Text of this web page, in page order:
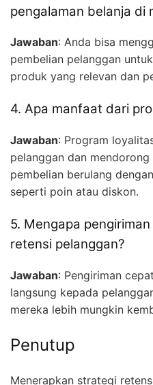
pengalaman belanja di
Jawaban: Anda bisa
pembelian pelanggan
produk yang relevan dan
4. Apa manfaat dari
Jawaban: Program
pelanggan dan
pembelian berulang
seperti poin atau diskon.
5. Mengapa
retensi pelanggan?
Jawaban: Pengiriman
langsung kepada
mereka lebih mungkin
Penutup
Menerapkan strategi